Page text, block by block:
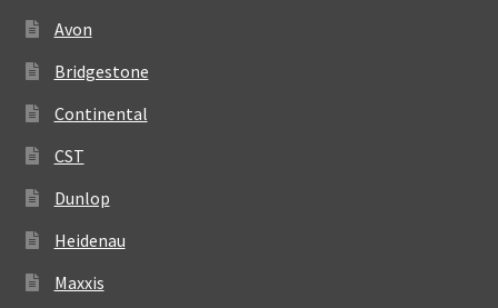
Avon
Bridgestone
Continental
CST
Dunlop
Heidenau
Maxxis